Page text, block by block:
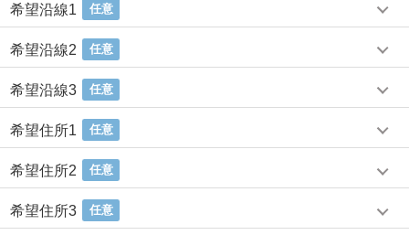
希望沿線1 任意
希望沿線2 任意
希望沿線3 任意
希望住所1 任意
希望住所2 任意
希望住所3 任意